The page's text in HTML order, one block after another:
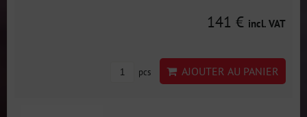
141 € incl. VAT
pcs AJOUTER AU PANIER